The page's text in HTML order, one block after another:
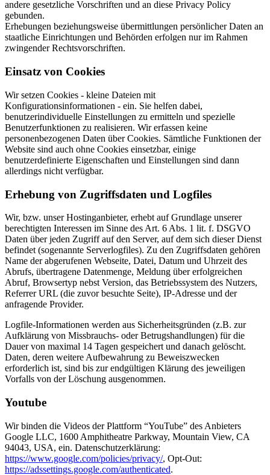
andere gesetzliche Vorschriften und an diese Privacy Policy
gebunden.
Erhebungen beziehungsweise übermittlungen persönlicher Daten an
staatliche Einrichtungen und Behörden erfolgen nur im Rahmen
zwingender Rechtsvorschriften.
Einsatz von Cookies
Wir setzen Cookies - kleine Dateien mit
Konfigurationsinformationen - ein. Sie helfen dabei,
benutzerindividuelle Einstellungen zu ermitteln und spezielle
Benutzerfunktionen zu realisieren. Wir erfassen keine
personenbezogenen Daten über Cookies. Sämtliche Funktionen der
Website sind auch ohne Cookies einsetzbar, einige
benutzerdefinierte Eigenschaften und Einstellungen sind dann
allerdings nicht verfügbar.
Erhebung von Zugriffsdaten und Logfiles
Wir, bzw. unser Hostinganbieter, erhebt auf Grundlage unserer
berechtigten Interessen im Sinne des Art. 6 Abs. 1 lit. f. DSGVO
Daten über jeden Zugriff auf den Server, auf dem sich dieser Dienst
befindet (sogenannte Serverlogfiles). Zu den Zugriffsdaten gehören
Name der abgerufenen Webseite, Datei, Datum und Uhrzeit des
Abrufs, übertragene Datenmenge, Meldung über erfolgreichen
Abruf, Browsertyp nebst Version, das Betriebssystem des Nutzers,
Referrer URL (die zuvor besuchte Seite), IP-Adresse und der
anfragende Provider.
Logfile-Informationen werden aus Sicherheitsgründen (z.B. zur
Aufklärung von Missbrauchs- oder Betrugshandlungen) für die
Dauer von maximal 14 Tagen gespeichert und danach gelöscht.
Daten, deren weitere Aufbewahrung zu Beweiszwecken
erforderlich ist, sind bis zur endgültigen Klärung des jeweiligen
Vorfalls von der Löschung ausgenommen.
Youtube
Wir binden die Videos der Plattform “YouTube” des Anbieters
Google LLC, 1600 Amphitheatre Parkway, Mountain View, CA
94043, USA, ein. Datenschutzerklärung:
https://www.google.com/policies/privacy/, Opt-Out:
https://adssettings.google.com/authenticated.